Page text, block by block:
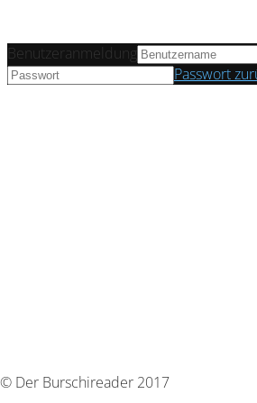
© Der Burschireader 2017
Benutzeranmeldung
Passwort